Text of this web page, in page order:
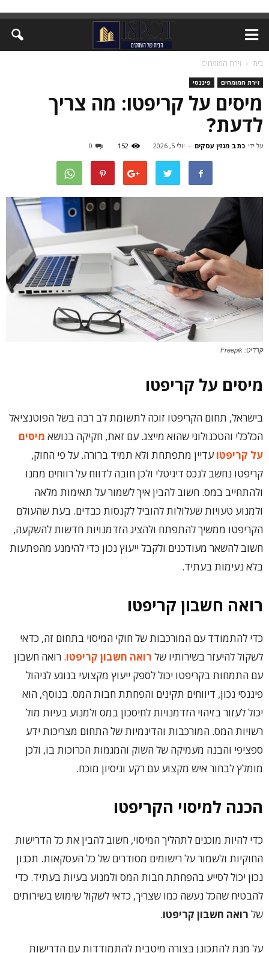
בית זירת המומחים
זירת המומחים פיננסי
מיסים על קריפטו: מה צריך
לדעת?
על ידי כתב מגזין עסקים - יולי 5, 2026 152
0
קרדיט: Freepik
מיסים על קריפטו
בישראל, תחום הקריפטו זוכה לתשומת לב רבה בשל הפוטנציאל
הכלכלי והטכנולוגי שהוא מייצג. עם זאת, חקיקה בנושא מיסים
על קריפטו עדיין מתפתחת ולא תמיד ברורה. על פי החוק,
קריפטו נחשב לנכס דיגיטלי ולכן חובה לדווח על רווחים ממנו
ולהתחייב במס. חשוב להבין איך לשמור על תאימות מלאה
ולמנוע טעויות שעלולות להוביל לקנסות כבדים. בעת שהעולם
הקריפטו ממשיך להתפתח ולהציג הזדמנויות חדשות להשקעה,
חשוב להשאר מעודכנים ולקבל ייעוץ נכון כדי להימנע מהפתעות
בלא נעימות בעתיד.
רואה חשבון קריפטו
כדי להתמודד עם המורכבות של חוקי המיסוי בתחום זה, כדאי
לשקול להיעזר בשירותיו של רואה חשבון קריפטו. רואה חשבון
עם התמחות בקריפטו יכול לספק ייעוץ מקצועי בנוגע לניהול
פיננסי נכון, דיווחים תקינים והפחתת חבות המס. בנוסף, הוא
יכול לעזור בזיהוי הזדמנויות לחיסכון במס ולמנוע בעיות מול
רשויות המס. המורכבות והדינמיות של התחום מצריכות ידע
ספציפי והבנה מעמיקה של השוק והמגמות הכרוכות בו, ולכן
מומלץ לבחור איש מקצוע עם רקע וניסיון מוכח.
הכנה למיסוי הקריפטו
כדי להיות מוכנים לתהליך המיסוי, חשוב להבין את כל הדרישות
החוקיות ולשמור על רישומים מסודרים של כל העסקאות. תכנון
נכון יכול לסייע בהפחתת חבות המס ולמנוע בעיות בעתיד. כדי
להבטיח שהכל נעשה כמו שצריך, כדאי לשקול שימוש בשירותים
של רואה חשבון קריפטו.
על מנת להתכונן בצורה מיטבית להתמודדות עם הדרישות